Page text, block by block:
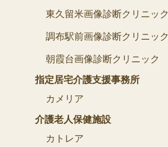
東久留米画像診断クリニック
調布駅前画像診断クリニック
朝霞台画像診断クリニック
指定居宅介護支援事務所
カメリア
介護老人保健施設
カトレア